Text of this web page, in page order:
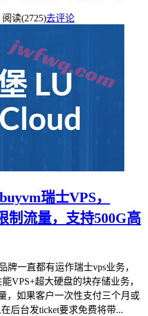
阅读(2725)去评论
瑞士VPS，
制流量，支持500G高
牌一直都有运作瑞士vps业务，
VPS+超大硬盘的块存储业务，
，如果客户一次性支付三个月或
后台发ticket要求免费将带...